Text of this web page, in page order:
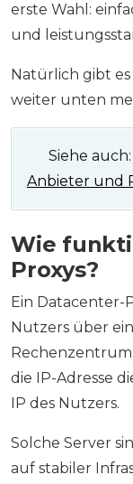
erste Wahl:
und
Natürlich gibt
weiter unten
🔗 Siehe auch:
Anbieter und
Wie
Proxys?
Ein
Nutzers über
die IP-Adresse
IP des Nutzers.
Solche Server
auf stabiler